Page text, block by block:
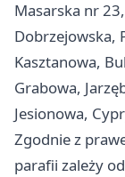
Masarska nr
Dobrzejowska,
Kasztanowa,
Grabowa,
Jesionowa,
Zgodnie z
parafii zależy